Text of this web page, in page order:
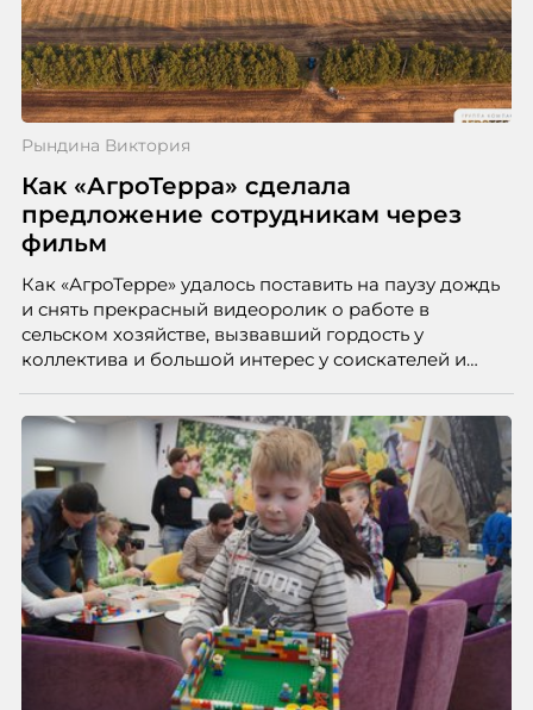
Рындина Виктория
Как «АгроТерра» сделала
предложение сотрудникам через
фильм
Как «АгроТерре» удалось поставить на паузу дождь
и снять прекрасный видеоролик о работе в
сельском хозяйстве, вызвавший гордость у
коллектива и большой интерес у соискателей и